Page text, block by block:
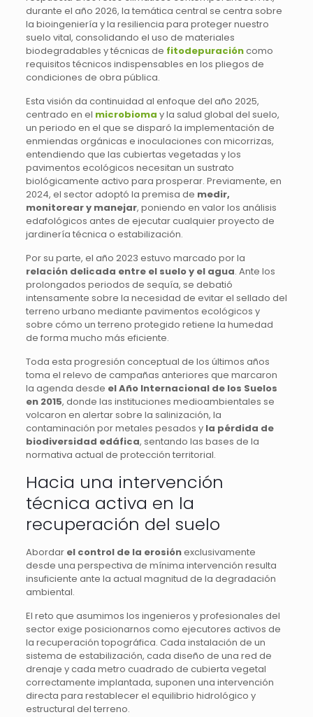
durante el año 2026, la temática central se centra sobre
la bioingeniería y la resiliencia para proteger nuestro
suelo vital, consolidando el uso de materiales
biodegradables y técnicas de fitodepuracióncomo
requisitos técnicos indispensables en los pliegos de
condiciones de obra pública.
Esta visión da continuidad al enfoque del año 2025,
centrado en el microbioma y la salud global del suelo,
un periodo en el que se disparó la implementación de
enmiendas orgánicas e inoculaciones con micorrizas,
entendiendo que las cubiertas vegetadas y los
pavimentos ecológicos necesitan un sustrato
biológicamente activo para prosperar. Previamente, en
2024, el sector adoptó la premisa de medir,
monitorear y manejar, poniendo en valor los análisis
edafológicos antes de ejecutar cualquier proyecto de
jardinería técnica o estabilización.
Por su parte, el año 2023 estuvo marcado por la
relación delicada entre el suelo y el agua. Ante los
prolongados periodos de sequía, se debatió
intensamente sobre la necesidad de evitar el sellado del
terreno urbano mediante pavimentos ecológicos y
sobre cómo un terreno protegido retiene la humedad
de forma mucho más eficiente.
Toda esta progresión conceptual de los últimos años
toma el relevo de campañas anteriores que marcaron
la agenda desde el Año Internacional de los Suelos
en 2015, donde las instituciones medioambientales se
volcaron en alertar sobre la salinización, la
contaminación por metales pesados y la pérdida de
biodiversidad edáfica, sentando las bases de la
normativa actual de protección territorial.
Hacia una intervención
técnica activa en la
recuperación del suelo
Abordar el control de la erosiónexclusivamente
desde una perspectiva de mínima intervención resulta
insuficiente ante la actual magnitud de la degradación
ambiental.
El reto que asumimos los ingenieros y profesionales del
sector exige posicionarnos como ejecutores activos de
la recuperación topográfica. Cada instalación de un
sistema de estabilización, cada diseño de una red de
drenaje y cada metro cuadrado de cubierta vegetal
correctamente implantada, suponen una intervención
directa para restablecer el equilibrio hidrológico y
estructural del terreno.